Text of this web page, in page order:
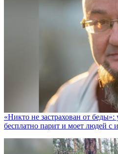
«Никто не заcтрахован от
бесплатно парит и моет людей с